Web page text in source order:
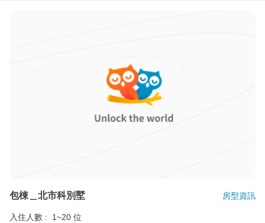
包棟＿北市科別墅 房型資訊
入住人數 :
1~20 位